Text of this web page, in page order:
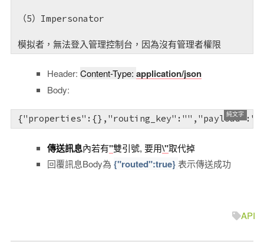
（5）Impersonator
模拟者，無法登入管理控制台，因為沒有管理者權限
Header: Content-Type: application/json
Body:
{"properties":{},"routing_key":"","payload":"傳
傳送訊息內若有"雙引號, 要用\"取代掉
回覆訊息Body為 {"routed":true}表示傳送成功
API